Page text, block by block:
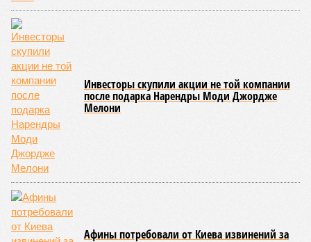
площадке, по свидетельствам дольщиков, регулярно
бывающих у забора, какая-либо техника отсутствует. Ни
бетононасосов, ни работающих кранов, ни признаков
мобилизации подрядчиков. При том, что до «декабря 2026»
осталось менее полугода.
Если в «Сказочном лесу» техзаказчик публично
отчитывался о поэтапной готовности – 90%, затем 97%, с
конкретными инженерными работами (усиление
монолитных конструкций, устранение проектных ошибок) –
то по «Станции Л» подобной публичной отчётности
дольщики не видят. Ни Capital Group, ни кураторы
строительства не подтверждают ни соблюдения графика
строительства, ни объёма фактически выполненных работ.
Напрашивается закономерный вопрос: если